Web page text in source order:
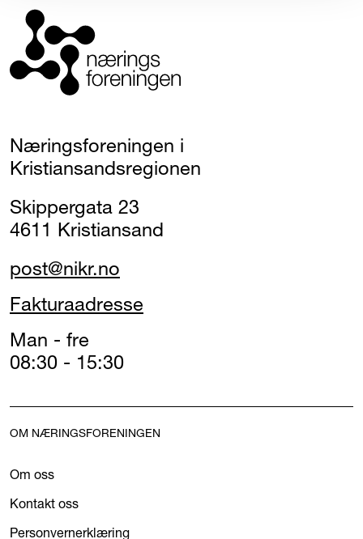
Næringsforeningen i
Kristiansandsregionen
Skippergata 23
4611 Kristiansand
post@nikr.no
Fakturaadresse
Man - fre
08:30 - 15:30
OM NÆRINGSFORENINGEN
Om oss
Kontakt oss
Personvernerklæring